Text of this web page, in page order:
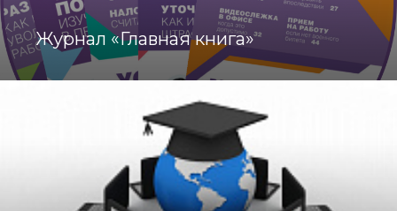
Журнал «Главная книга»